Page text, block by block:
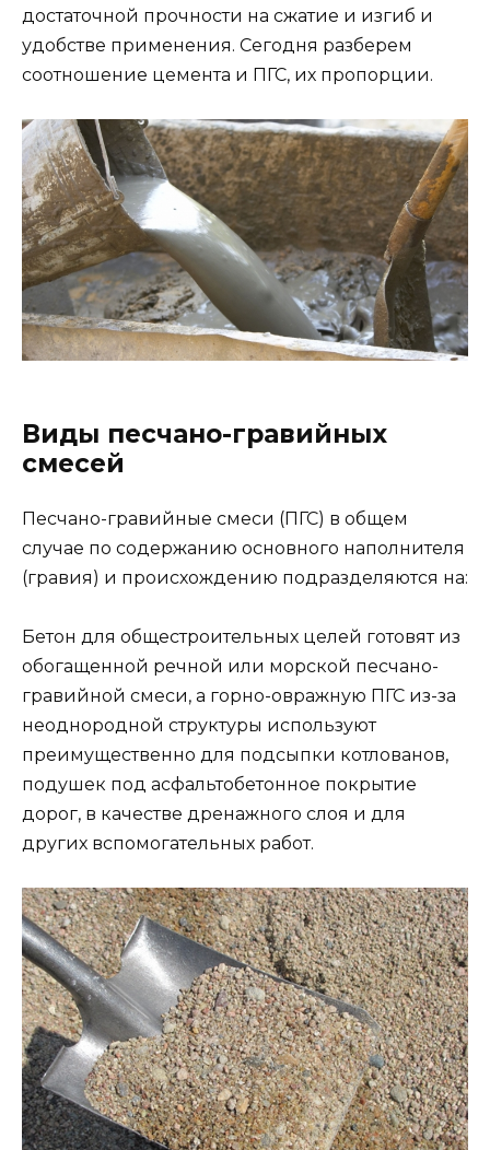
достаточной прочности на сжатие и изгиб и
удобстве применения. Сегодня разберем
соотношение цемента и ПГС, их пропорции.
Виды песчано-гравийных
смесей
Песчано-гравийные смеси (ПГС) в общем
случае по содержанию основного наполнителя
(гравия) и происхождению подразделяются на:
Бетон для общестроительных целей готовят из
обогащенной речной или морской песчано-
гравийной смеси, а горно-овражную ПГС из-за
неоднородной структуры используют
преимущественно для подсыпки котлованов,
подушек под асфальтобетонное покрытие
дорог, в качестве дренажного слоя и для
других вспомогательных работ.